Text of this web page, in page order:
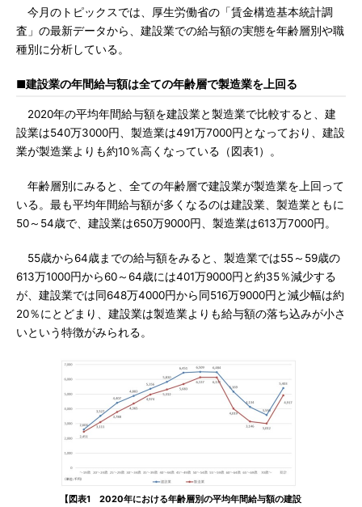
今月のトピックスでは、厚生労働省の「賃金構造基本統計調
査」の最新データから、建設業での給与額の実態を年齢層別や職
種別に分析している。
■建設業の年間給与額は全ての年齢層で製造業を上回る
2020年の平均年間給与額を建設業と製造業で比較すると、建
設業は540万3000円、製造業は491万7000円となっており、建設
業が製造業よりも約10％高くなっている（図表1）。
年齢層別にみると、全ての年齢層で建設業が製造業を上回って
いる。最も平均年間給与額が多くなるのは建設業、製造業ともに
50～54歳で、建設業は650万9000円、製造業は613万7000円。
55歳から64歳までの給与額をみると、製造業では55～59歳の
613万1000円から60～64歳には401万9000円と約35％減少する
が、建設業では同648万4000円から同516万9000円と減少幅は約
20％にとどまり、建設業は製造業よりも給与額の落ち込みが小さ
いという特徴がみられる。
【図表1 2020年における年齢層別の平均年間給与額の建設